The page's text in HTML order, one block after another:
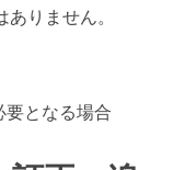
りません。
となる場合